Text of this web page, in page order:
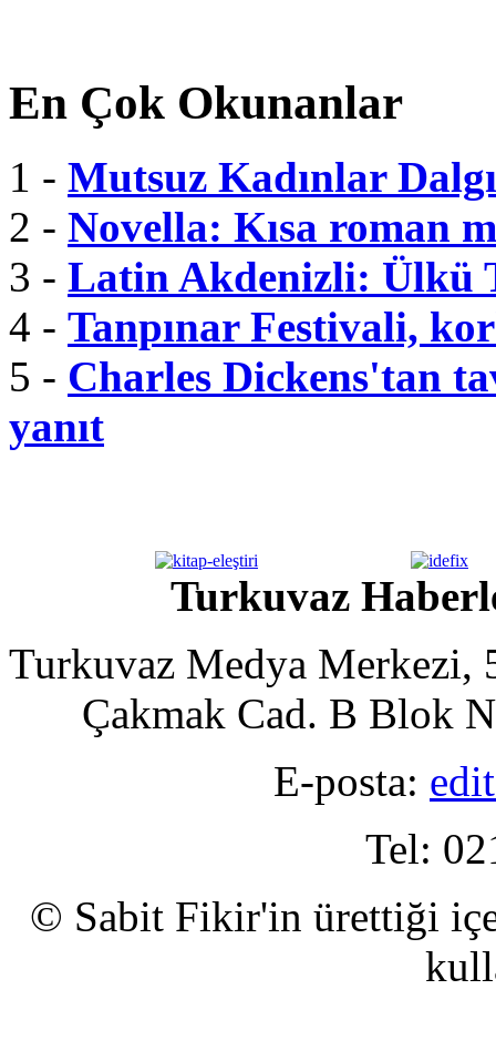
En Çok Okunanlar
1 - Mutsuz Kadınlar
2 - Novella: Kısa roman
3 - Latin Akdenizli: Ülkü
4 - Tanpınar Festivali,
5 - Charles Dickens'tan
yanıt
Turkuvaz
Turkuvaz Medya Merkezi,
Çakmak Cad. B Blok
E-posta:
Tel:
© Sabit Fikir'in ürettiği